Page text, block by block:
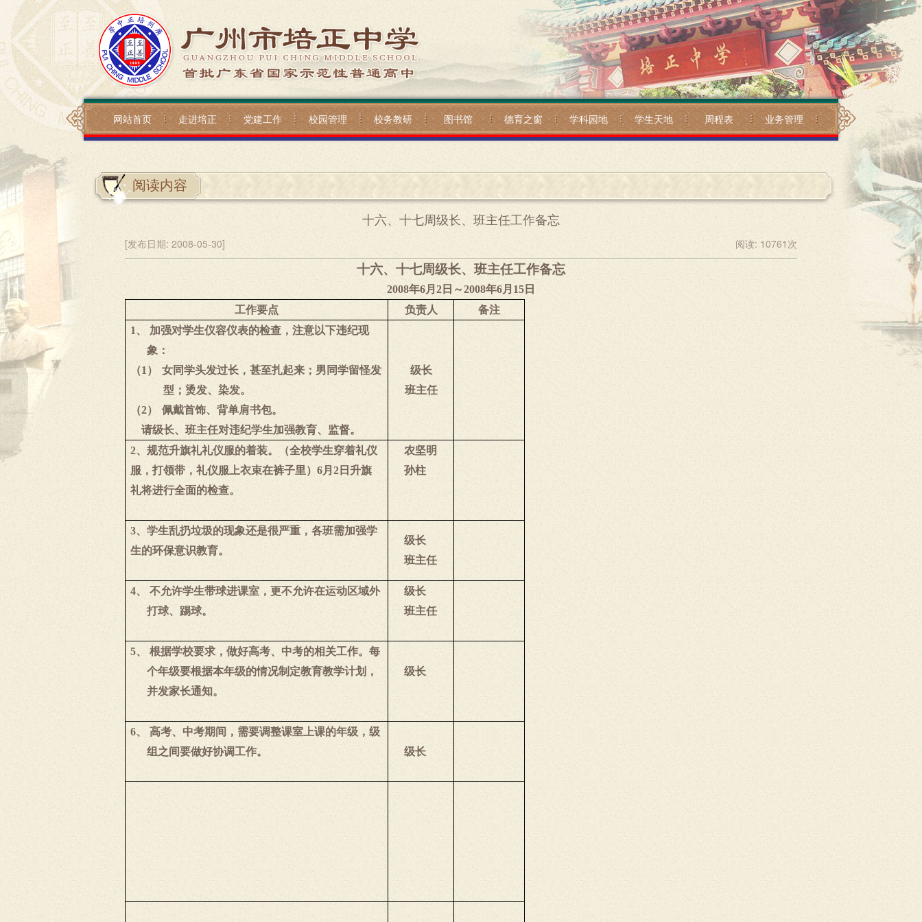
网站首页 走进培正 党建工作 校园管理 校务教研 图书馆 德育之窗 学科园地 学生天地 周程表 业务管理
阅读内容
十六、十七周级长、班主任工作备忘
[发布日期: 2008-05-30] 阅读: 10761 次
十六、十七周级长、班主任工作备忘
2008年6月 2 日～2008年6月 15 日
工作要点
负责人
备注
1、
加强对学生仪容仪表的检查，注意以下违纪现
象：
（1）
女同学头发过长，甚至扎起来；男同学留怪发
型；烫发、染发。
（2）
佩戴首饰、背单肩书包。
请级长、班主任对违纪学生加强教育、监督。
级长
班主任
2、规范升旗礼礼仪服的着装。（全校学生穿着礼仪
服，打领带，礼仪服上衣束在裤子里）6月2 日升旗
礼将进行全面的检查。
农坚明
孙柱
3、学生乱扔垃圾的现象还是很严重，各班需加强学
生的环保意识教育。
级长
班主任
4、
不允许学生带球进课室，更不允许在运动区域外
打球、踢球。
级长
班主任
5、
根据学校要求，做好高考、中考的相关工作。每
个年级要根据本年级的情况制定教育教学计划，
并发家长通知。
级长
6、
高考、中考期间，需要调整课室上课的年级，级
组之间要做好协调工作。
级长